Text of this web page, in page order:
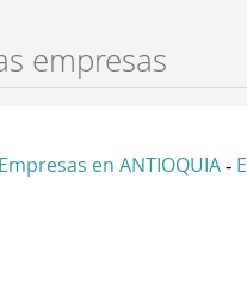
Empresas en ANTIOQUIA -